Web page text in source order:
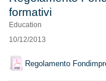
formativi
Education
10/12/2013
Regolamento